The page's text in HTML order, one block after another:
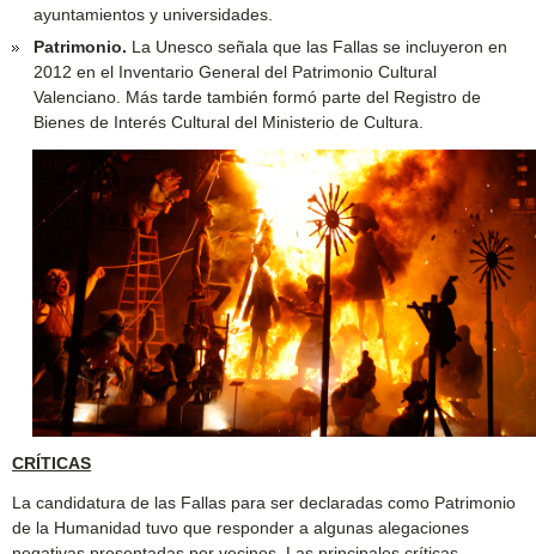
ayuntamientos y universidades.
Patrimonio. La Unesco señala que las Fallas se incluyeron en
2012 en el Inventario General del Patrimonio Cultural
Valenciano. Más tarde también formó parte del Registro de
Bienes de Interés Cultural del Ministerio de Cultura.
CRÍTICAS
La candidatura de las Fallas para ser declaradas como Patrimonio
de la Humanidad tuvo que responder a algunas alegaciones